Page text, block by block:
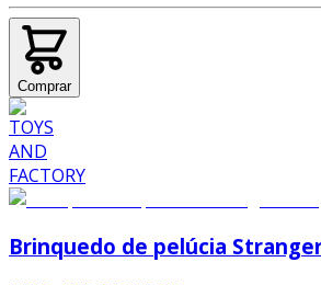
Comprar
Brinquedo de pelúcia